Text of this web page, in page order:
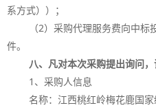
系方式））；
（2）采购代理服务费向中标
件。
八、凡对本次采购提出询问，
1 、采购人信息
名称：江西桃红岭梅花鹿国